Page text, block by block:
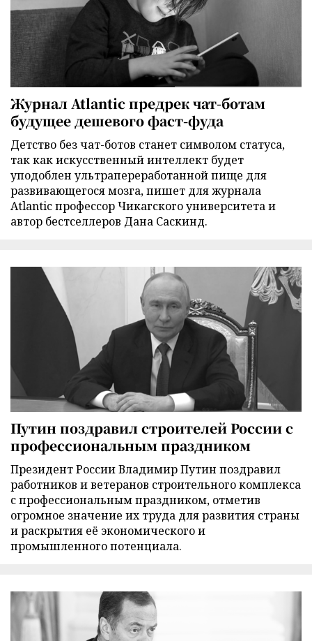
Журнал Atlantic предрек чат-ботам
будущее дешевого фаст-фуда
Детство без чат-ботов станет символом статуса,
так как искусственный интеллект будет
уподоблен ультрапереработанной пище для
развивающегося мозга, пишет для журнала
Atlantic профессор Чикагского университета и
автор бестселлеров Дана Саскинд.
Путин поздравил строителей России с
профессиональным праздником
Президент России Владимир Путин поздравил
работников и ветеранов строительного комплекса
с профессиональным праздником, отметив
огромное значение их труда для развития страны
и раскрытия её экономического и
промышленного потенциала.